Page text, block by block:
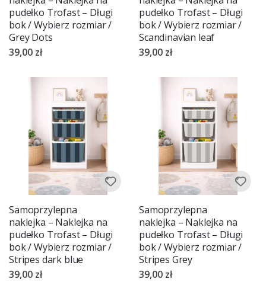
pudełko Trofast – Długi
bok / Wybierz rozmiar /
Grey Dots
39,00 zł
pudełko Trofast – Długi
bok / Wybierz rozmiar /
Scandinavian leaf
39,00 zł
Samoprzylepna
naklejka – Naklejka na
pudełko Trofast – Długi
bok / Wybierz rozmiar /
Stripes dark blue
39,00 zł
Samoprzylepna
naklejka – Naklejka na
pudełko Trofast – Długi
bok / Wybierz rozmiar /
Stripes Grey
39,00 zł